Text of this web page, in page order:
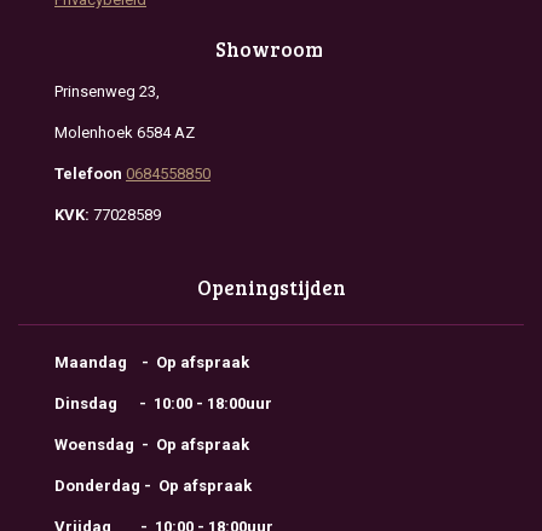
Showroom
Prinsenweg 23,
Molenhoek 6584 AZ
Telefoon 0684558850
KVK: 77028589
Openingstijden
Maandag - Op afspraak
Dinsdag - 10:00 - 18:00uur
Woensdag - Op afspraak
Donderdag - Op afspraak
Vrijdag - 10:00 - 18:00uur